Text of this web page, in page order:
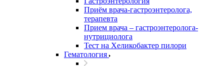
Приём врача-гастроэнтеролога,
терапевта
Прием врача – гастроэнтеролога-
нутрициолога
Тест на Хеликобактер пилори
Гематология